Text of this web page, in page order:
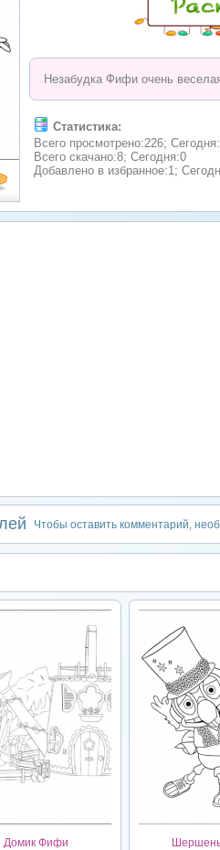
Незабудка Фифи очень
Статистика:
Всего просмотрено:226;
Всего скачано:8; Сегодня:0
Добавлено в избранное:1;
Чтобы оставить комментарий,
Домик Фифи